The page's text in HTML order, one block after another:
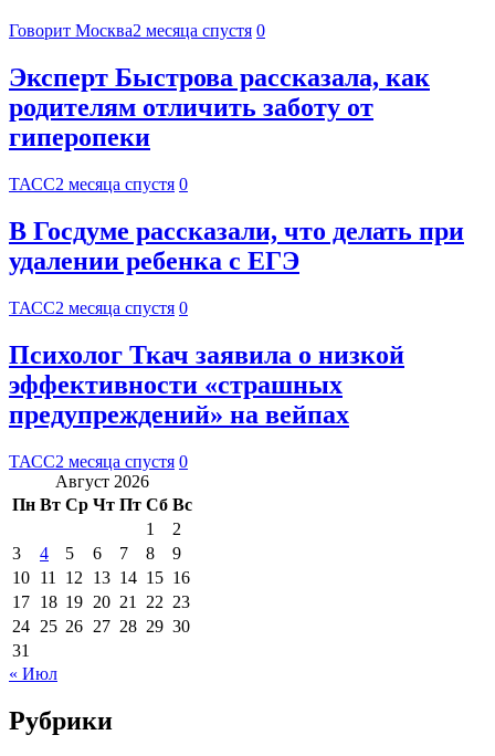
Говорит Москва2 месяца спустя 0
Эксперт Быстрова рассказала, как
родителям отличить заботу от
гиперопеки
ТАСС2 месяца спустя 0
В Госдуме рассказали, что делать при
удалении ребенка с ЕГЭ
ТАСС2 месяца спустя 0
Психолог Ткач заявила о низкой
эффективности «страшных
предупреждений» на вейпах
ТАСС2 месяца спустя 0
Август 2026
Пн Вт Ср Чт Пт Сб Вс
1
2
3
4 5 6 7 8
9
10 11 12 13 14 15 16
17 18 19 20 21 22 23
24 25 26 27 28 29 30
31
« Июл
Рубрики